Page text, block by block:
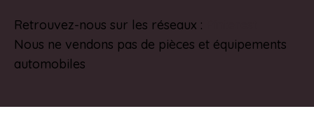
Retrouvez-nous sur les réseaux :
Nous ne vendons pas de pièces et équipements
automobiles